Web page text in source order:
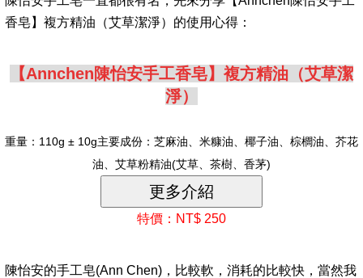
香皂】複方精油（艾草潔淨）的使用心得：
【Annchen陳怡安手工香皂】複方精油（艾草潔
淨）
重量：110g ± 10g主要成份：芝麻油、米糠油、椰子油、棕櫚油、芥花
油、艾草粉精油(艾草、茶樹、香茅)
特價：NT$ 250
陳怡安的手工皂(Ann Chen)，比較軟，消耗的比較快，當然我